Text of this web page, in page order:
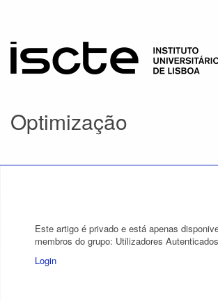
Optimização
Este artigo é privado e está apenas
membros do grupo: Utilizadores Autenticados
Login